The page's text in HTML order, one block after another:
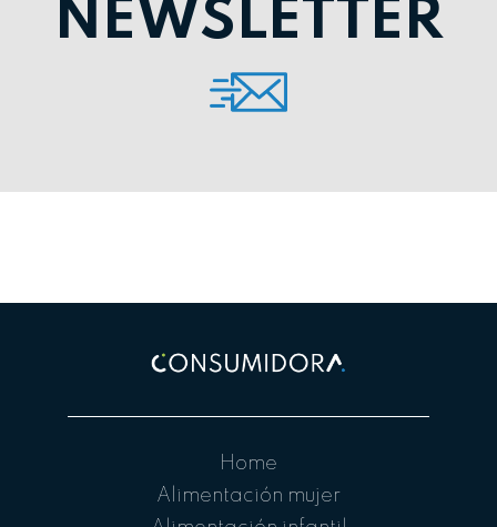
NEWSLETTER
Home
Alimentación mujer